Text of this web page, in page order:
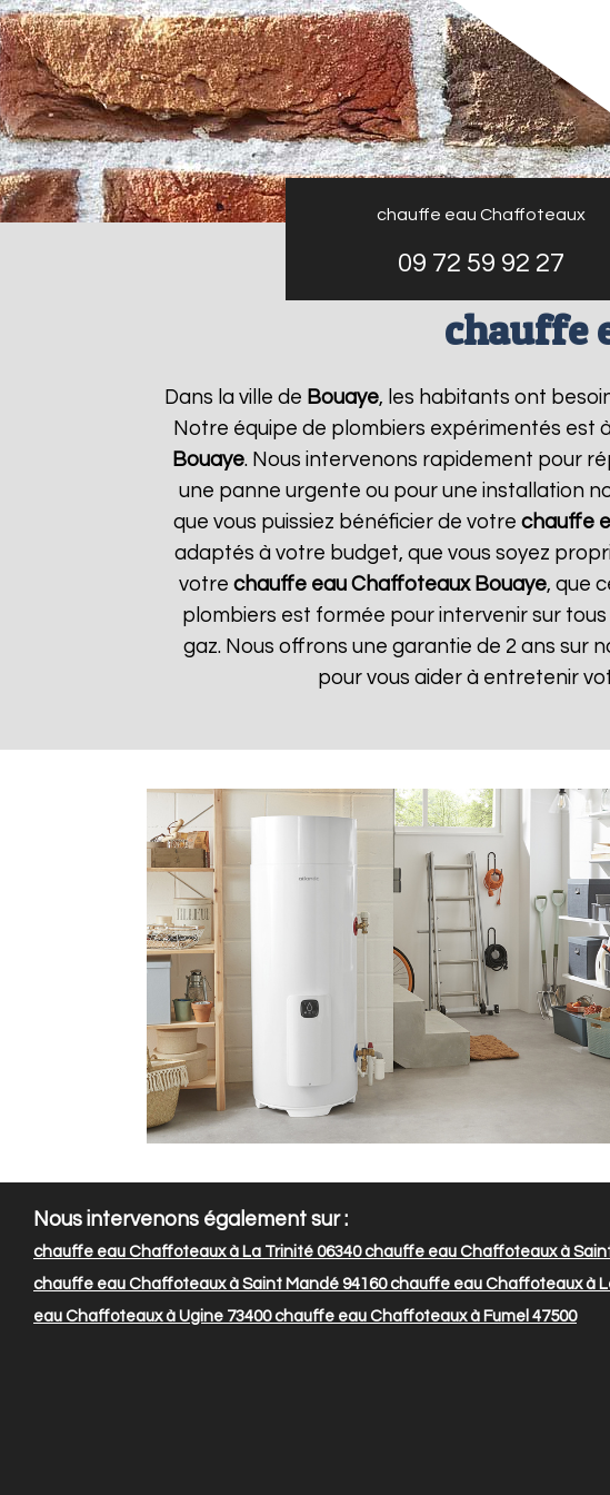
chauffe eau Chaffoteaux
09 72 59 92 27
chauffe
Dans la ville de Bouaye, les habitants ont
Notre équipe de plombiers expérimentés est
Bouaye. Nous intervenons rapidement pour
une panne urgente ou pour une installation
que vous puissiez bénéficier de votre chauffe
adaptés à votre budget, que vous soyez
votre chauffe eau Chaffoteaux Bouaye, que
plombiers est formée pour intervenir sur
gaz. Nous offrons une garantie de 2 ans sur
pour vous aider à entretenir
Nous intervenons également sur :
chauffe eau Chaffoteaux à La Trinité 06340chauffe eau Chaffoteaux à Saint
chauffe eau Chaffoteaux à Saint Mandé 94160chauffe eau Chaffoteaux à
eau Chaffoteaux à Ugine 73400chauffe eau Chaffoteaux à Fumel 47500